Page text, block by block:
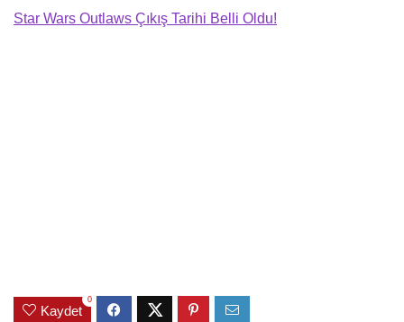
Star Wars Outlaws Çıkış Tarihi Belli Oldu!
Kaydet
0